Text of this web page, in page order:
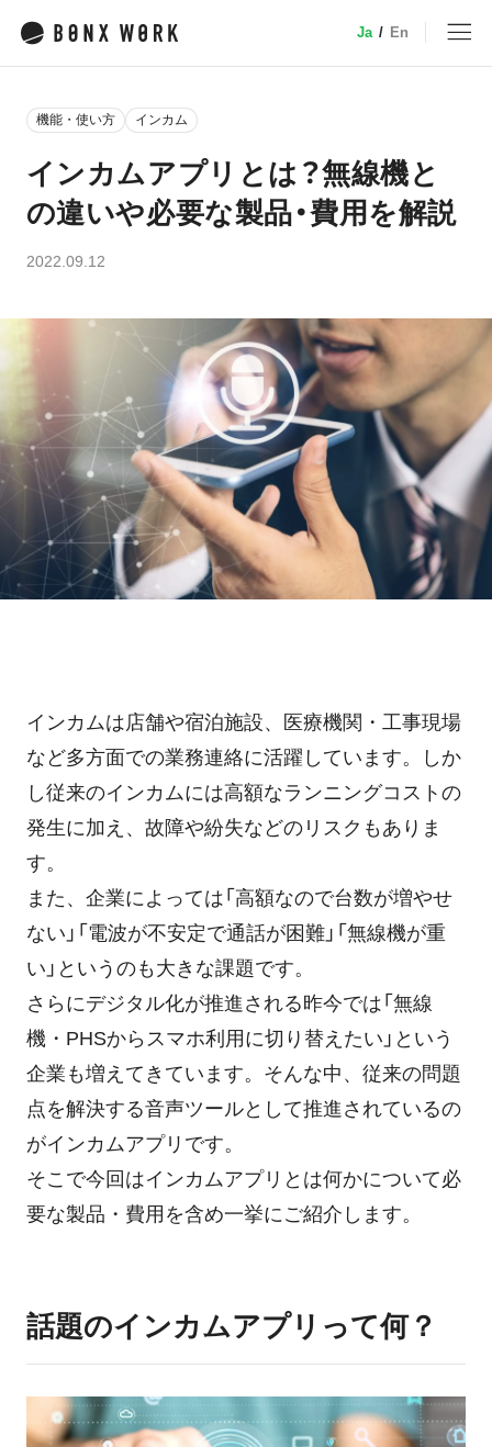
サービス
デバイス
介護
建設・土木
ホテル・旅館
料金
料金プラン
アプリ料金
TIPS
お問い合わせ
ニュースリリース
資料ダウンロード
ご利用お申し込み
ログイン
Ja / En
機能・使い方 インカム
インカムアプリとは？無線機と
の違いや必要な製品・費用を解説
2022.09.12
インカムは店舗や宿泊施設、医療機関・工事現場
など多方面での業務連絡に活躍しています。しか
し従来のインカムには高額なランニングコストの
発生に加え、故障や紛失などのリスクもありま
す。
また、企業によっては「高額なので台数が増やせ
ない」「電波が不安定で通話が困難」「無線機が重
い」というのも大きな課題です。
さらにデジタル化が推進される昨今では「無線
機・PHSからスマホ利用に切り替えたい」という
企業も増えてきています。そんな中、従来の問題
点を解決する音声ツールとして推進されているの
がインカムアプリです。
そこで今回はインカムアプリとは何かについて必
要な製品・費用を含め一挙にご紹介します。
話題のインカムアプリって何？